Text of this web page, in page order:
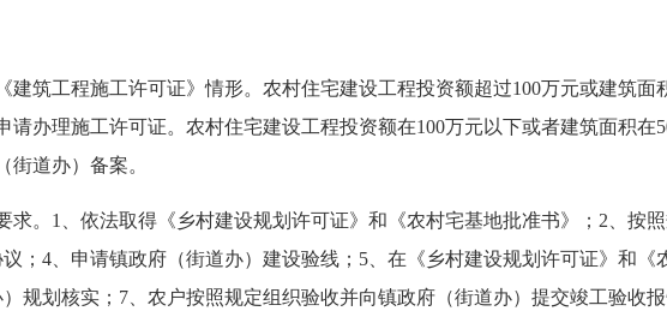
工程施工许可证》情形。农村住宅建设工程投资额超过100万元或建筑面
请办理施工许可证。农村住宅建设工程投资额在100万元以下或者建筑面积在
街道办） 备案。
1、依法取得《乡村建设规划许可证》和《农村宅基地批准书》；2、按照
；4、申请镇政府（街道办）建设验线；5、在《乡村建设规划许可证》和《
规划核实；7、农户按照规定组织验收并向镇政府（街道办）提交竣工验收